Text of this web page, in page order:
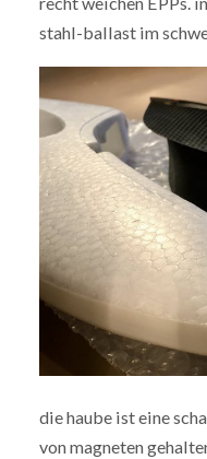
stahl-ballast im
die haube ist eine
von magneten